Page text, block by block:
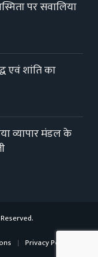
पर सवालिया
एवं शांति का
व्यापार मंडल के
Privacy Policy